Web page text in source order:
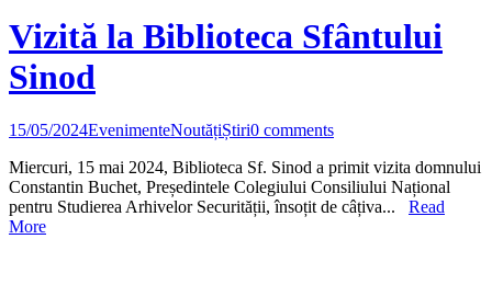
Vizită la Biblioteca Sfântului
Sinod
15/05/2024EvenimenteNoutățiȘtiri0 comments
Miercuri, 15 mai 2024, Biblioteca Sf. Sinod a primit vizita domnului
Constantin Buchet, Președintele Colegiului Consiliului Național
pentru Studierea Arhivelor Securității, însoțit de câțiva... Read
More